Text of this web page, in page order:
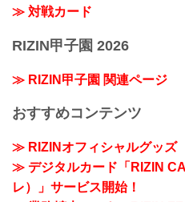
≫ 対戦カード
RIZIN甲子園 2026
≫ RIZIN甲子園 関連ページ
おすすめコンテンツ
≫ RIZINオフィシャルグッズ
≫ デジタルカード「RIZIN
レ）」サービス開始！